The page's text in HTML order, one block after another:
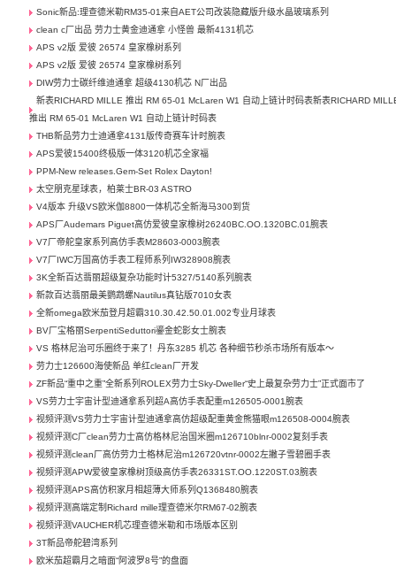
Sonic新品:理查德米勒RM35-01来自AET公司改装隐藏版升级水晶玻璃系列
clean c厂出品 劳力士黄金迪通拿 小怪兽 最新4131机芯
APS v2版 爱彼 26574 皇家橡树系列
APS v2版 爱彼 26574 皇家橡树系列
DIW劳力士碳纤维迪通拿 超级4130机芯 N厂出品
新表RICHARD MILLE 推出 RM 65-01 McLaren W1 自动上链计时码表新表RICHARD
推出 RM 65-01 McLaren W1 自动上链计时码表
THB新品劳力士迪通拿4131版传奇赛车计时腕表
APS爱彼15400终极版一体3120机芯全家福
PPM-New releases.Gem-Set Rolex Dayton!
太空朋克星球表，柏莱士BR-03 ASTRO
V4版本 升级VS欧米伽8800一体机芯全新海马300到货
APS厂Audemars Piguet高仿爱彼皇家橡树26240BC.OO.1320BC.01腕表
V7厂帝舵皇家系列高仿手表M28603-0003腕表
V7厂IWC万国高仿手表工程师系列IW328908腕表
3K全新百达翡丽超级复杂功能时计5327/5140系列腕表
新款百达翡丽最美鹦鹉螺Nautilus真钻版7010女表
全新omega欧米茄登月超霸310.30.42.50.01.002专业月球表
BV厂宝格丽SerpentiSeduttori鎏金蛇影女士腕表
VS 格林尼治可乐圈终于来了！丹东3285 机芯 各种细节秒杀市场所有版本～
劳力士126600海使新品 单红clean厂开发
ZF新品“重中之重”全新系列ROLEX劳力士Sky-Dweller“史上最复杂劳力士”正式面市了
VS劳力士宇宙计型迪通拿系列超A高仿手表配重m126505-0001腕表
视频评测VS劳力士宇宙计型迪通拿高仿超级配重黄金熊猫眼m126508-0004腕表
视频评测C厂clean劳力士高仿格林尼治国米圈m126710blnr-0002复刻手表
视频评测clean厂高仿劳力士格林尼治m126720vtnr-0002左撇子雪碧圈手表
视频评测APW爱彼皇家橡树顶级高仿手表26331ST.OO.1220ST.03腕表
视频评测APS高仿积家月相超薄大师系列Q1368480腕表
视频评测高端定制Richard mille理查德米尔RM67-02腕表
视频评测VAUCHER机芯理查德米勒和市场版本区别
3T新品帝舵碧湾系列
欧米茄超霸月之暗面“阿波罗8号”的盘面